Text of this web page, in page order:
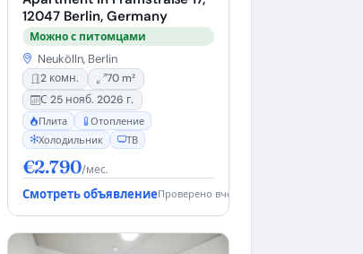
12047 Berlin, Germany
Можно с питомцами
Neukölln, Berlin
2 комн.
70 m²
С 25 нояб. 2026 г.
Плита
Отопление
Холодильник
ТВ
€2.790/мес.
Смотреть объявлениеПроверено вчера